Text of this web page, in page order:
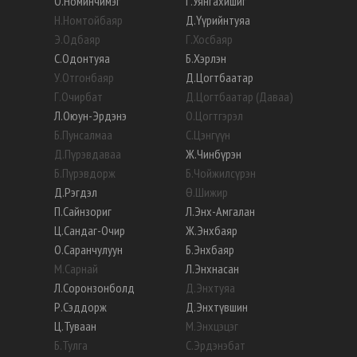
Н.Номтойбаяр
Э.Одбаяр
С.Одонтуяа
У.Отгонбаяр
Г.Очирбат
Л.Оюун-Эрдэнэ
Б.Пунсалмаа
Д.Пүрэвдаваа
Б.Пүрэвдорж
Д.Рэгдэл
П.Сайнзориг
Ц.Сандаг-Очир
О.Саранчулуун
М.Сарнай
Л.Соронзонболд
Р.Сэддорж
Ц.Туваан
Б.Тулга
Д.Үүрийнтуяа
Г.Хосбаяр
Б.Хэрлэн
Д.Цогтбаатар
Д.Цогтбаатар (Даваа)
О.Цогтгэрэл
С.Цэнгүүн
Ж.Чинбүрэн
Б.Чойжилсүрэн
Ө.Шижир
Л.Энх-Амгалан
Ж.Энхбаяр
Б.Энхбаяр
Л.Энхнасан
Д.Энхтуяа
Д.Энхтүвшин
М.Энхцэцэг
С.Эрдэнэбат